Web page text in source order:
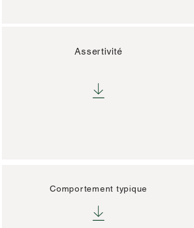
Assertivité
Comportement typique